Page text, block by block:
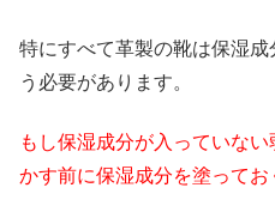
特にすべて革製の靴は保湿
う必要があります。
もし保湿成分が入っていな
かす前に保湿成分を塗って